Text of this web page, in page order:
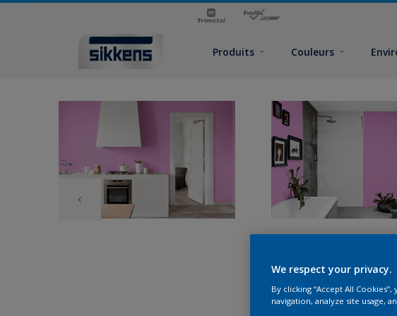
Produits Couleurs
We respect your privacy.
By clicking “Accept All
navigation, analyze site usage,